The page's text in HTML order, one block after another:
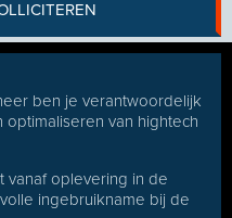
ben je verantwoordelijk
van hightech
oplevering in de
ingebruikname bij de